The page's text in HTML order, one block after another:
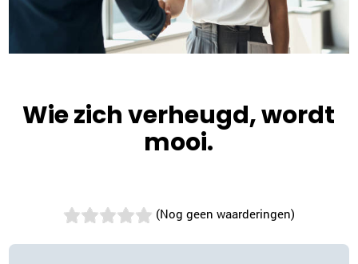
Wie zich verheugd, wordt
mooi.
(Nog geen waarderingen)